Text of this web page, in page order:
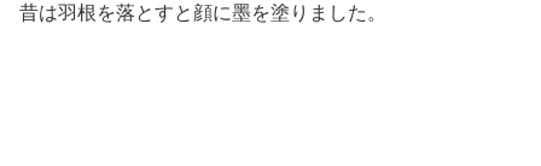
昔は羽根を落とすと顔に墨を塗りました。